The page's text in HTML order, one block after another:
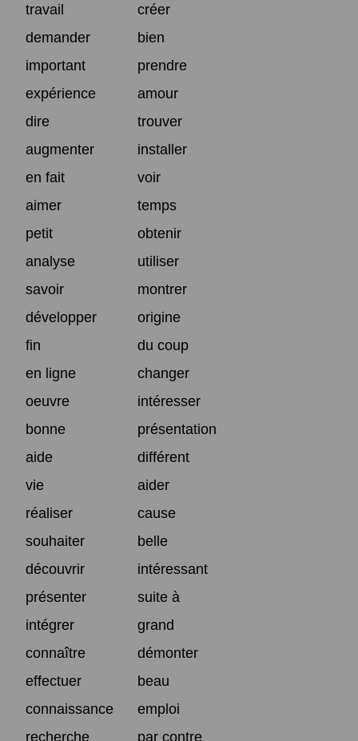
travail
créer
demander
bien
important
prendre
expérience
amour
dire
trouver
augmenter
installer
en fait
voir
aimer
temps
petit
obtenir
analyse
utiliser
savoir
montrer
développer
origine
fin
du coup
en ligne
changer
oeuvre
intéresser
bonne
présentation
aide
différent
vie
aider
réaliser
cause
souhaiter
belle
découvrir
intéressant
présenter
suite à
intégrer
grand
connaître
démonter
effectuer
beau
connaissance
emploi
recherche
par contre